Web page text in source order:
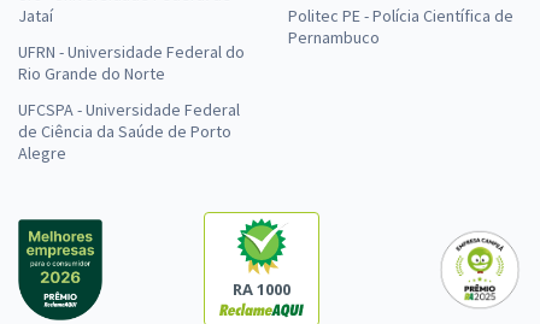
Jataí
UFRN - Universidade Federal do
Rio Grande do Norte
UFCSPA - Universidade Federal
de Ciência da Saúde de Porto
Alegre
Politec PE - Polícia Científica de
Pernambuco
RA 1000